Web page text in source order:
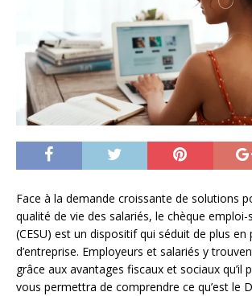
Face à la demande croissante de solutions
qualité de vie des salariés, le chèque emploi-
(CESU) est un dispositif qui séduit de plus en
d’entreprise. Employeurs et salariés y
grâce aux avantages fiscaux et sociaux qu’il
vous permettra de comprendre ce qu’est le